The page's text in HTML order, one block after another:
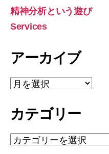
象:
精神分析という遊び
Services
アーカイブ
ア
イ
カテゴリー
カ